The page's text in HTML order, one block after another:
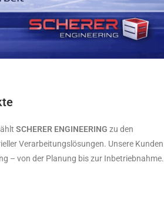
SCHERER ENGINEERING zu den
Verarbeitungslösungen. Unsere Kunden
– von der Planung bis zur Inbetriebnahme.